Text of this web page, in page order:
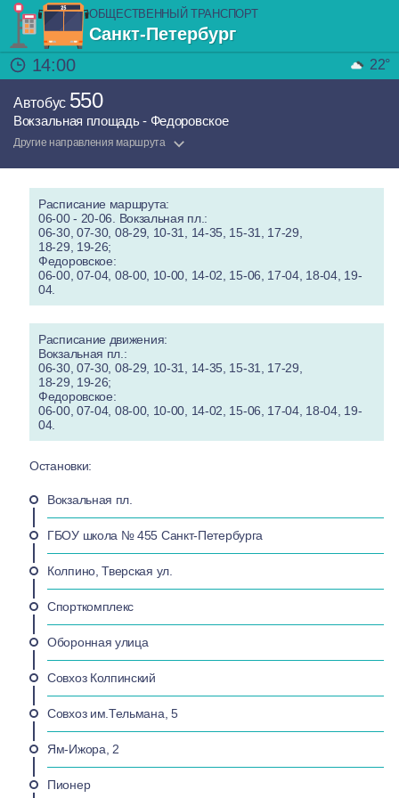
ОБЩЕСТВЕННЫЙ ТРАНСПОРТ
Санкт-Петербург
14:00
22°
Автобус 550
Вокзальная площадь - Федоровское
Другие направления маршрута
Расписание маршрута:
06-00 - 20-06. Вокзальная пл.:
06-30, 07-30, 08-29, 10-31, 14-35, 15-31, 17-29,
18-29, 19-26;
Федоровское:
06-00, 07-04, 08-00, 10-00, 14-02, 15-06, 17-04, 18-04, 19-
04.
Расписание движения:
Вокзальная пл.:
06-30, 07-30, 08-29, 10-31, 14-35, 15-31, 17-29,
18-29, 19-26;
Федоровское:
06-00, 07-04, 08-00, 10-00, 14-02, 15-06, 17-04, 18-04, 19-
04.
Остановки:
Вокзальная пл.
ГБОУ школа № 455 Санкт-Петербурга
Колпино, Тверская ул.
Спорткомплекс
Оборонная улица
Совхоз Колпинский
Совхоз им.Тельмана, 5
Ям-Ижора, 2
Пионер